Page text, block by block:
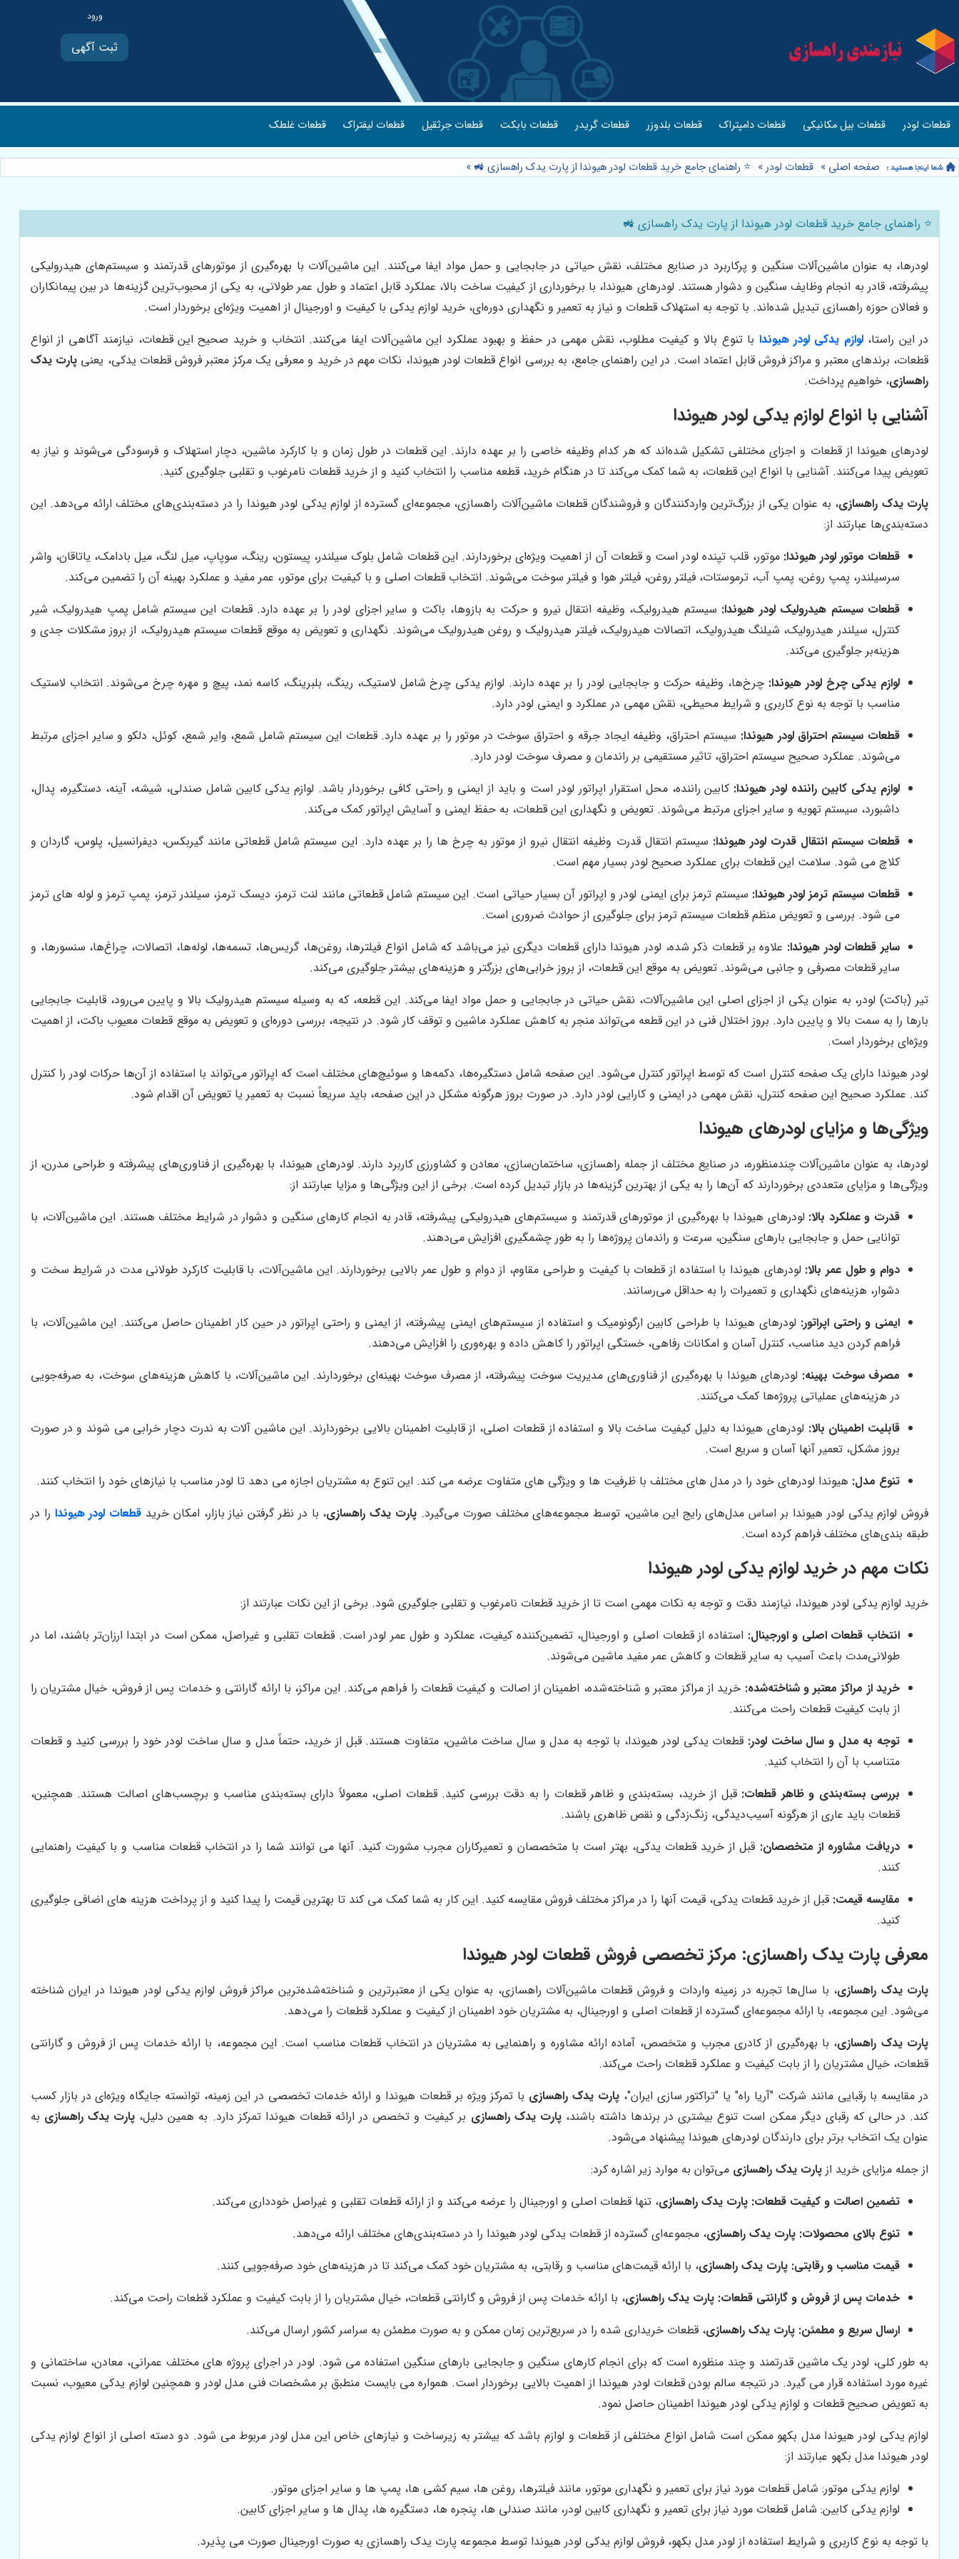
ثبت آگهی
قطعات لودر قطعات بیل مکانیکی قطعات دامپتراک قطعات بلدوزر قطعات گریدر قطعات بابکت قطعات جرثقیل قطعات لیفتراک قطعات غلطک
صفحه اصلی » قطعات لودر» ⭐️ راهنمای جامع خرید قطعات لودر هیوندا از پارت یدک راهسازی 🚜 »
⭐️ راهنمای جامع خرید قطعات لودر هیوندا از پارت یدک راهسازی 🚜
لودرها، به عنوان ماشین‌آلات سنگین و پرکاربرد در صنایع مختلف، نقش حیاتی در جابجایی و حمل مواد ایفا می‌کنند. این ماشین‌آلات با بهره‌گیری از موتورهای قدرتمند و سیستم‌های هیدرولیکی
پیشرفته، قادر به انجام وظایف سنگین و دشوار هستند. لودرهای هیوندا، با برخورداری از کیفیت ساخت بالا، عملکرد قابل اعتماد و طول عمر طولانی، به یکی از محبوب‌ترین گزینه‌ها در بین پیمانکاران
و فعالان حوزه راهسازی تبدیل شده‌اند. با توجه به استهلاک قطعات و نیاز به تعمیر و نگهداری دوره‌ای، خرید لوازم یدکی با کیفیت و اورجینال از اهمیت ویژه‌ای برخوردار است.
در این راستا،لوازم یدکی لودر هیوندا با تنوع بالا و کیفیت مطلوب، نقش مهمی در حفظ و بهبود عملکرد این ماشین‌آلات ایفا می‌کنند. انتخاب و خرید صحیح این قطعات، نیازمند آگاهی از انواع
قطعات، برندهای معتبر و مراکز فروش قابل اعتماد است. در این راهنمای جامع، به بررسی انواع قطعات لودر هیوندا، نکات مهم در خرید و معرفی یک مرکز معتبر فروش قطعات یدکی، یعنی پارت یدک
راهسازی، خواهیم پرداخت.
آشنایی با انواع لوازم یدکی لودر هیوندا
لودرهای هیوندا از قطعات و اجزای مختلفی تشکیل شده‌اند که هر کدام وظیفه خاصی را بر عهده دارند. این قطعات در طول زمان و با کارکرد ماشین، دچار استهلاک و فرسودگی می‌شوند و نیاز به
تعویض پیدا می‌کنند. آشنایی با انواع این قطعات، به شما کمک می‌کند تا در هنگام خرید، قطعه مناسب را انتخاب کنید و از خرید قطعات نامرغوب و تقلبی جلوگیری کنید.
پارت یدک راهسازی، به عنوان یکی از بزرگ‌ترین واردکنندگان و فروشندگان قطعات ماشین‌آلات راهسازی، مجموعه‌ای گسترده از لوازم یدکی لودر هیوندا را در دسته‌بندی‌های مختلف ارائه می‌دهد. این
دسته‌بندی‌ها عبارتند از:
قطعات موتور لودر هیوندا: موتور، قلب تپنده لودر است و قطعات آن از اهمیت ویژه‌ای برخوردارند. این قطعات شامل بلوک سیلندر، پیستون، رینگ، سوپاپ، میل لنگ، میل بادامک، یاتاقان، واشر
سرسیلندر، پمپ روغن، پمپ آب، ترموستات، فیلتر روغن، فیلتر هوا و فیلتر سوخت می‌شوند. انتخاب قطعات اصلی و با کیفیت برای موتور، عمر مفید و عملکرد بهینه آن را تضمین می‌کند.
قطعات سیستم هیدرولیک لودر هیوندا: سیستم هیدرولیک، وظیفه انتقال نیرو و حرکت به بازوها، باکت و سایر اجزای لودر را بر عهده دارد. قطعات این سیستم شامل پمپ هیدرولیک، شیر
کنترل، سیلندر هیدرولیک، شیلنگ هیدرولیک، اتصالات هیدرولیک، فیلتر هیدرولیک و روغن هیدرولیک می‌شوند. نگهداری و تعویض به موقع قطعات سیستم هیدرولیک، از بروز مشکلات جدی و
هزینه‌بر جلوگیری می‌کند.
لوازم یدکی چرخ لودر هیوندا: چرخ‌ها، وظیفه حرکت و جابجایی لودر را بر عهده دارند. لوازم یدکی چرخ شامل لاستیک، رینگ، بلبرینگ، کاسه نمد، پیچ و مهره چرخ می‌شوند. انتخاب لاستیک
مناسب با توجه به نوع کاربری و شرایط محیطی، نقش مهمی در عملکرد و ایمنی لودر دارد.
قطعات سیستم احتراق لودر هیوندا: سیستم احتراق، وظیفه ایجاد جرقه و احتراق سوخت در موتور را بر عهده دارد. قطعات این سیستم شامل شمع، وایر شمع، کوئل، دلکو و سایر اجزای مرتبط
می‌شوند. عملکرد صحیح سیستم احتراق، تاثیر مستقیمی بر راندمان و مصرف سوخت لودر دارد.
لوازم یدکی کابین راننده لودر هیوندا: کابین راننده، محل استقرار اپراتور لودر است و باید از ایمنی و راحتی کافی برخوردار باشد. لوازم یدکی کابین شامل صندلی، شیشه، آینه، دستگیره، پدال،
داشبورد، سیستم تهویه و سایر اجزای مرتبط می‌شوند. تعویض و نگهداری این قطعات، به حفظ ایمنی و آسایش اپراتور کمک می‌کند.
قطعات سیستم انتقال قدرت لودر هیوندا: سیستم انتقال قدرت وظیفه انتقال نیرو از موتور به چرخ ها را بر عهده دارد. این سیستم شامل قطعاتی مانند گیربکس، دیفرانسیل، پلوس، گاردان و
کلاچ می شود. سلامت این قطعات برای عملکرد صحیح لودر بسیار مهم است.
قطعات سیستم ترمز لودر هیوندا: سیستم ترمز برای ایمنی لودر و اپراتور آن بسیار حیاتی است. این سیستم شامل قطعاتی مانند لنت ترمز، دیسک ترمز، سیلندر ترمز، پمپ ترمز و لوله های ترمز
می شود. بررسی و تعویض منظم قطعات سیستم ترمز برای جلوگیری از حوادث ضروری است.
سایر قطعات لودر هیوندا: علاوه بر قطعات ذکر شده، لودر هیوندا دارای قطعات دیگری نیز می‌باشد که شامل انواع فیلترها، روغن‌ها، گریس‌ها، تسمه‌ها، لوله‌ها، اتصالات، چراغ‌ها، سنسورها، و
سایر قطعات مصرفی و جانبی می‌شوند. تعویض به موقع این قطعات، از بروز خرابی‌های بزرگتر و هزینه‌های بیشتر جلوگیری می‌کند.
تیر (باکت) لودر، به عنوان یکی از اجزای اصلی این ماشین‌آلات، نقش حیاتی در جابجایی و حمل مواد ایفا می‌کند. این قطعه، که به وسیله سیستم هیدرولیک بالا و پایین می‌رود، قابلیت جابجایی
بارها را به سمت بالا و پایین دارد. بروز اختلال فنی در این قطعه می‌تواند منجر به کاهش عملکرد ماشین و توقف کار شود. در نتیجه، بررسی دوره‌ای و تعویض به موقع قطعات معیوب باکت، از اهمیت
ویژه‌ای برخوردار است.
لودر هیوندا دارای یک صفحه کنترل است که توسط اپراتور کنترل می‌شود. این صفحه شامل دستگیره‌ها، دکمه‌ها و سوئیچ‌های مختلف است که اپراتور می‌تواند با استفاده از آن‌ها حرکات لودر را کنترل
کند. عملکرد صحیح این صفحه کنترل، نقش مهمی در ایمنی و کارایی لودر دارد. در صورت بروز هرگونه مشکل در این صفحه، باید سریعاً نسبت به تعمیر یا تعویض آن اقدام شود.
ویژگی‌ها و مزایای لودرهای هیوندا
لودرها، به عنوان ماشین‌آلات چندمنظوره، در صنایع مختلف از جمله راهسازی، ساختمان‌سازی، معادن و کشاورزی کاربرد دارند. لودرهای هیوندا، با بهره‌گیری از فناوری‌های پیشرفته و طراحی مدرن، از
ویژگی‌ها و مزایای متعددی برخوردارند که آن‌ها را به یکی از بهترین گزینه‌ها در بازار تبدیل کرده است. برخی از این ویژگی‌ها و مزایا عبارتند از:
قدرت و عملکرد بالا: لودرهای هیوندا با بهره‌گیری از موتورهای قدرتمند و سیستم‌های هیدرولیکی پیشرفته، قادر به انجام کارهای سنگین و دشوار در شرایط مختلف هستند. این ماشین‌آلات، با
توانایی حمل و جابجایی بارهای سنگین، سرعت و راندمان پروژه‌ها را به طور چشمگیری افزایش می‌دهند.
دوام و طول عمر بالا: لودرهای هیوندا با استفاده از قطعات با کیفیت و طراحی مقاوم، از دوام و طول عمر بالایی برخوردارند. این ماشین‌آلات، با قابلیت کارکرد طولانی مدت در شرایط سخت و
دشوار، هزینه‌های نگهداری و تعمیرات را به حداقل می‌رسانند.
ایمنی و راحتی اپراتور: لودرهای هیوندا با طراحی کابین ارگونومیک و استفاده از سیستم‌های ایمنی پیشرفته، از ایمنی و راحتی اپراتور در حین کار اطمینان حاصل می‌کنند. این ماشین‌آلات، با
فراهم کردن دید مناسب، کنترل آسان و امکانات رفاهی، خستگی اپراتور را کاهش داده و بهره‌وری را افزایش می‌دهند.
مصرف سوخت بهینه: لودرهای هیوندا با بهره‌گیری از فناوری‌های مدیریت سوخت پیشرفته، از مصرف سوخت بهینه‌ای برخوردارند. این ماشین‌آلات، با کاهش هزینه‌های سوخت، به صرفه‌جویی
در هزینه‌های عملیاتی پروژه‌ها کمک می‌کنند.
قابلیت اطمینان بالا: لودرهای هیوندا به دلیل کیفیت ساخت بالا و استفاده از قطعات اصلی، از قابلیت اطمینان بالایی برخوردارند. این ماشین آلات به ندرت دچار خرابی می شوند و در صورت
بروز مشکل، تعمیر آنها آسان و سریع است.
تنوع مدل: هیوندا لودرهای خود را در مدل های مختلف با ظرفیت ها و ویژگی های متفاوت عرضه می کند. این تنوع به مشتریان اجازه می دهد تا لودر مناسب با نیازهای خود را انتخاب کنند.
فروش لوازم یدکی لودر هیوندا بر اساس مدل‌های رایج این ماشین، توسط مجموعه‌های مختلف صورت می‌گیرد. پارت یدک راهسازی، با در نظر گرفتن نیاز بازار، امکان خرید قطعات لودر هیوندا را در
طبقه بندی‌های مختلف فراهم کرده است.
نکات مهم در خرید لوازم یدکی لودر هیوندا
خرید لوازم یدکی لودر هیوندا، نیازمند دقت و توجه به نکات مهمی است تا از خرید قطعات نامرغوب و تقلبی جلوگیری شود. برخی از این نکات عبارتند از:
انتخاب قطعات اصلی و اورجینال: استفاده از قطعات اصلی و اورجینال، تضمین‌کننده کیفیت، عملکرد و طول عمر لودر است. قطعات تقلبی و غیراصل، ممکن است در ابتدا ارزان‌تر باشند، اما در
طولانی‌مدت باعث آسیب به سایر قطعات و کاهش عمر مفید ماشین می‌شوند.
خرید از مراکز معتبر و شناخته‌شده: خرید از مراکز معتبر و شناخته‌شده، اطمینان از اصالت و کیفیت قطعات را فراهم می‌کند. این مراکز، با ارائه گارانتی و خدمات پس از فروش، خیال مشتریان را
از بابت کیفیت قطعات راحت می‌کنند.
توجه به مدل و سال ساخت لودر: قطعات یدکی لودر هیوندا، با توجه به مدل و سال ساخت ماشین، متفاوت هستند. قبل از خرید، حتماً مدل و سال ساخت لودر خود را بررسی کنید و قطعات
متناسب با آن را انتخاب کنید.
بررسی بسته‌بندی و ظاهر قطعات: قبل از خرید، بسته‌بندی و ظاهر قطعات را به دقت بررسی کنید. قطعات اصلی، معمولاً دارای بسته‌بندی مناسب و برچسب‌های اصالت هستند. همچنین،
قطعات باید عاری از هرگونه آسیب‌دیدگی، زنگ‌زدگی و نقص ظاهری باشند.
دریافت مشاوره از متخصصان: قبل از خرید قطعات یدکی، بهتر است با متخصصان و تعمیرکاران مجرب مشورت کنید. آنها می توانند شما را در انتخاب قطعات مناسب و با کیفیت راهنمایی
کنند.
مقایسه قیمت: قبل از خرید قطعات یدکی، قیمت آنها را در مراکز مختلف فروش مقایسه کنید. این کار به شما کمک می کند تا بهترین قیمت را پیدا کنید و از پرداخت هزینه های اضافی جلوگیری
کنید.
معرفی پارت یدک راهسازی: مرکز تخصصی فروش قطعات لودر هیوندا
پارت یدک راهسازی، با سال‌ها تجربه در زمینه واردات و فروش قطعات ماشین‌آلات راهسازی، به عنوان یکی از معتبرترین و شناخته‌شده‌ترین مراکز فروش لوازم یدکی لودر هیوندا در ایران شناخته
می‌شود. این مجموعه، با ارائه مجموعه‌ای گسترده از قطعات اصلی و اورجینال، به مشتریان خود اطمینان از کیفیت و عملکرد قطعات را می‌دهد.
پارت یدک راهسازی، با بهره‌گیری از کادری مجرب و متخصص، آماده ارائه مشاوره و راهنمایی به مشتریان در انتخاب قطعات مناسب است. این مجموعه، با ارائه خدمات پس از فروش و گارانتی
قطعات، خیال مشتریان را از بابت کیفیت و عملکرد قطعات راحت می‌کند.
در مقایسه با رقبایی مانند شرکت "آریا راه" یا "تراکتور سازی ایران"،پارت یدک راهسازی با تمرکز ویژه بر قطعات هیوندا و ارائه خدمات تخصصی در این زمینه، توانسته جایگاه ویژه‌ای در بازار کسب
کند. در حالی که رقبای دیگر ممکن است تنوع بیشتری در برندها داشته باشند،پارت یدک راهسازی بر کیفیت و تخصص در ارائه قطعات هیوندا تمرکز دارد. به همین دلیل، پارت یدک راهسازی به
عنوان یک انتخاب برتر برای دارندگان لودرهای هیوندا پیشنهاد می‌شود.
از جمله مزایای خرید از پارت یدک راهسازی می‌توان به موارد زیر اشاره کرد:
تضمین اصالت و کیفیت قطعات: پارت یدک راهسازی، تنها قطعات اصلی و اورجینال را عرضه می‌کند و از ارائه قطعات تقلبی و غیراصل خودداری می‌کند.
تنوع بالای محصولات: پارت یدک راهسازی، مجموعه‌ای گسترده از قطعات یدکی لودر هیوندا را در دسته‌بندی‌های مختلف ارائه می‌دهد.
قیمت مناسب و رقابتی: پارت یدک راهسازی، با ارائه قیمت‌های مناسب و رقابتی، به مشتریان خود کمک می‌کند تا در هزینه‌های خود صرفه‌جویی کنند.
خدمات پس از فروش و گارانتی قطعات: پارت یدک راهسازی، با ارائه خدمات پس از فروش و گارانتی قطعات، خیال مشتریان را از بابت کیفیت و عملکرد قطعات راحت می‌کند.
ارسال سریع و مطمئن: پارت یدک راهسازی، قطعات خریداری شده را در سریع‌ترین زمان ممکن و به صورت مطمئن به سراسر کشور ارسال می‌کند.
به طور کلی، لودر یک ماشین قدرتمند و چند منظوره است که برای انجام کارهای سنگین و جابجایی بارهای سنگین استفاده می شود. لودر در اجرای پروژه های مختلف عمرانی، معادن، ساختمانی و
غیره مورد استفاده قرار می گیرد. در نتیجه سالم بودن قطعات لودر هیوندا از اهمیت بالایی برخوردار است. همواره می بایست منطبق بر مشخصات فنی مدل لودر و همچنین لوازم یدکی معیوب، نسبت
به تعویض صحیح قطعات و لوازم یدکی لودر هیوندا اطمینان حاصل نمود.
لوازم یدکی لودر هیوندا مدل بکهو ممکن است شامل انواع مختلفی از قطعات و لوازم باشد که بیشتر به زیرساخت و نیازهای خاص این مدل لودر مربوط می شود. دو دسته اصلی از انواع لوازم یدکی
لودر هیوندا مدل بکهو عبارتند از:
لوازم یدکی موتور: شامل قطعات مورد نیاز برای تعمیر و نگهداری موتور، مانند فیلترها، روغن ‌ها، سیم کشی ‌ها، پمپ ‌ها و سایر اجزای موتور.
لوازم یدکی کابین: شامل قطعات مورد نیاز برای تعمیر و نگهداری کابین لودر، مانند صندلی‌ ها، پنجره ‌ها، دستگیره‌ ها، پدال ‌ها و سایر اجزای کابین.
با توجه به نوع کاربری و شرایط استفاده از لودر مدل بکهو، فروش لوازم یدکی لودر هیوندا توسط مجموعه پارت یدک راهسازی به صورت اورجینال صورت می پذیرد.